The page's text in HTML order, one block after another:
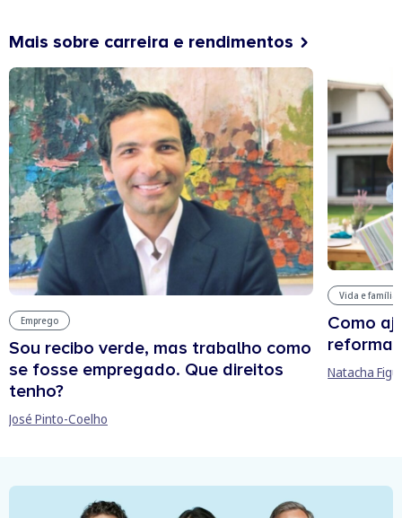
Mais sobre carreira e rendimentos
Emprego
Sou recibo verde, mas trabalho como
se fosse empregado. Que direitos
tenho?
José Pinto-Coelho
Vida e família
Como
reforma
Natacha